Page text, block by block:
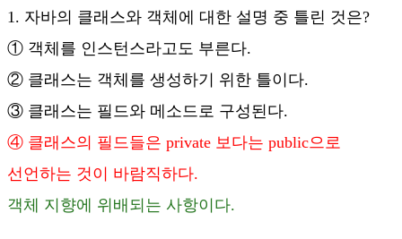
1. 자바의 클래스와 객체에 대한 설명 중 틀린 것은?
① 객체를 인스턴스라고도 부른다.
② 클래스는 객체를 생성하기 위한 틀이다.
③ 클래스는 필드와 메소드로 구성된다.
④ 클래스의 필드들은 private 보다는 public으로
선언하는 것이 바람직하다.
객체 지향에 위배되는 사항이다.